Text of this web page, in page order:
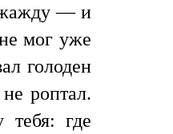
жажду — и
мог уже
голоден
роптал.
тебя: где